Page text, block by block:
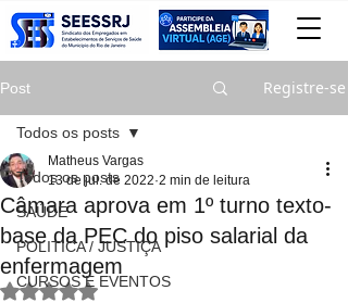
Post Registre-se
Todos os posts
SAÚDE
POLITICA / JUSTIÇA
CURSOS E EVENTOS
Todos os posts
Câmara aprova em 1º turno texto-
base da PEC do piso salarial da
enfermagem
Matheus Vargas
13 de jul. de 2022 2 min de leitura
Avaliado com NaN de 5 estrelas.